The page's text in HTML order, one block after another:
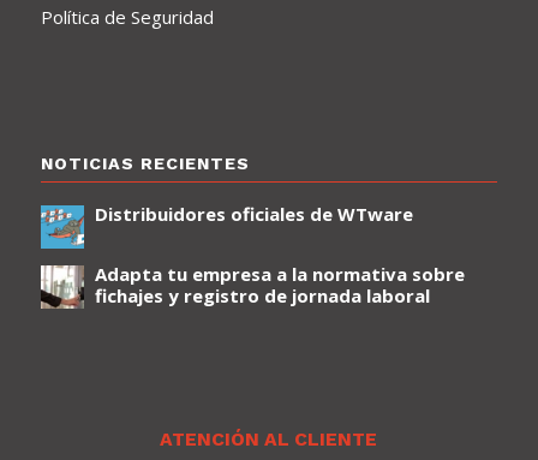
Política de Seguridad
NOTICIAS RECIENTES
Distribuidores oficiales de WTware
Adapta tu empresa a la normativa sobre
fichajes y registro de jornada laboral
ATENCIÓN AL CLIENTE